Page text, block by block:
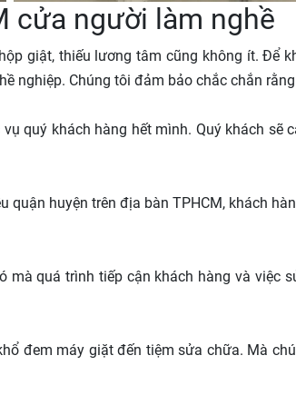
cửa người làm nghề
giật, thiếu lương tâm cũng không ít. Để
Chúng tôi đảm bảo chắc chắn
quý khách hàng hết mình. Quý khách sẽ
huyện trên địa bàn TPHCM, khách
quá trình tiếp cận khách hàng và việc
đem máy giặt đến tiệm sửa chữa. Mà